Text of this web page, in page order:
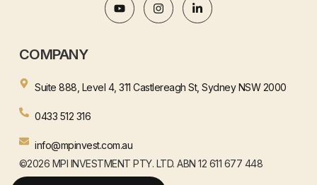
COMPANY
Suite 888, Level 4, 311 Castlereagh St, Sydney NSW 2000
0433 512 316
info@mpinvest.com.au
©2026 MPI INVESTMENT PTY. LTD. ABN 12 611 677 448
WEBSITE BY HENJAY